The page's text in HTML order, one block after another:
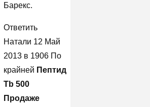
Барекс.
Ответить
Натали 12 Май
2013 в 1906 По
крайней Пептид
Tb 500
Продаже